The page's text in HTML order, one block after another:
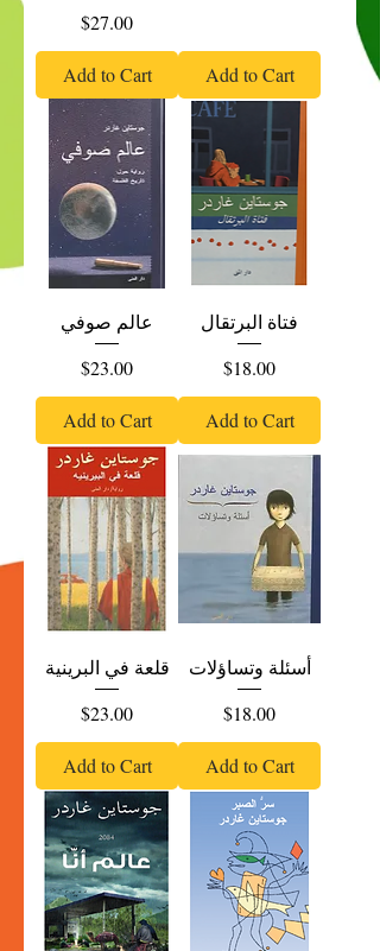
Price
$27.00
Add to Cart Add to Cart
عالم صوفي
Price
$23.00
Add to Cart
فتاة البرتقال
Price
$18.00
Add to Cart
قلعة في البرينية
Price
$23.00
Add to Cart
أسئلة وتساؤلات
Price
$18.00
Add to Cart